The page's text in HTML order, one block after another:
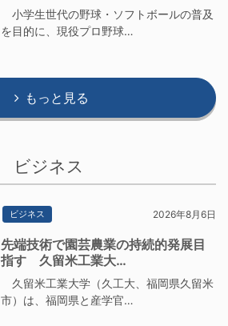
小学生世代の野球・ソフトボールの普及
を目的に、現役プロ野球…
もっと見る
ビジネス
ビジネス 2026年8月6日
先端技術で園芸農業の持続的発展目
指す 久留米工業大…
久留米工業大学（久工大、福岡県久留米
市）は、福岡県と産学官…